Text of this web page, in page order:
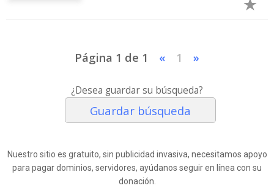
Página 1 de 1 « 1 »
¿Desea guardar su búsqueda?
Guardar búsqueda
Nuestro sitio es gratuito, sin publicidad invasiva, necesitamos apoyo
para pagar dominios, servidores, ayúdanos seguir en línea con su
donación.